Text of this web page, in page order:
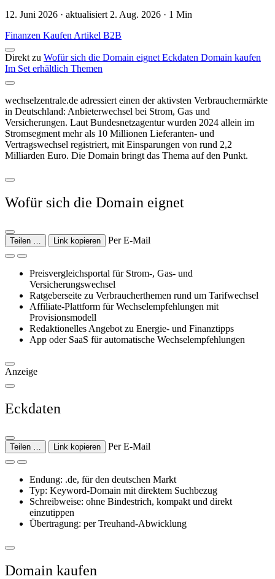
12. Juni 2026 · aktualisiert 2. Aug. 2026 · 1 Min
Finanzen Kaufen Artikel B2B
Direkt zu Wofür sich die Domain eignet Eckdaten Domain kaufen
Im Set erhältlich Themen
wechselzentrale.de adressiert einen der aktivsten Verbrauchermärkte
in Deutschland: Anbieterwechsel bei Strom, Gas und
Versicherungen. Laut Bundesnetzagentur wurden 2024 allein im
Stromsegment mehr als 10 Millionen Lieferanten- und
Vertragswechsel registriert, mit Einsparungen von rund 2,2
Milliarden Euro. Die Domain bringt das Thema auf den Punkt.
Wofür sich die Domain eignet
Teilen … Link kopieren Per E-Mail
Preisvergleichsportal für Strom-, Gas- und
Versicherungswechsel
Ratgeberseite zu Verbraucherthemen rund um Tarifwechsel
Affiliate-Plattform für Wechselempfehlungen mit
Provisionsmodell
Redaktionelles Angebot zu Energie- und Finanztipps
App oder SaaS für automatische Wechselempfehlungen
Anzeige
Eckdaten
Teilen … Link kopieren Per E-Mail
Endung: .de, für den deutschen Markt
Typ: Keyword-Domain mit direktem Suchbezug
Schreibweise: ohne Bindestrich, kompakt und direkt
einzutippen
Übertragung: per Treuhand-Abwicklung
Domain kaufen